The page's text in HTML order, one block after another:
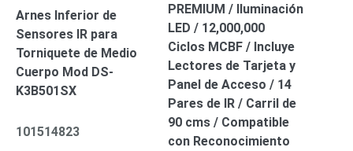
Interfonos
AccesoriosIntercomunicadoresVideoporteros
AnalógicosVideoporteros
IP
Arnes Inferior de
Sensores IR para
Torniquete de Medio
Cuerpo Mod DS-
K3B501SX
101514823
PREMIUM / Iluminación
LED / 12,000,000
Ciclos MCBF / Incluye
Lectores de Tarjeta y
Panel de Acceso / 14
Pares de IR / Carril de
90 cms / Compatible
con Reconocimiento